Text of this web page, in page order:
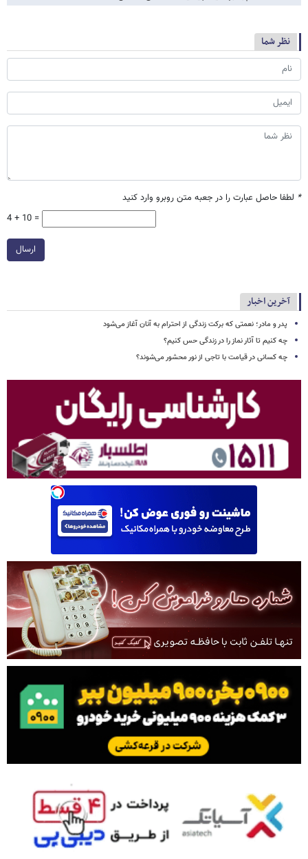
نظر شما
* لطفا حاصل عبارت را در جعبه متن روبرو وارد کنید
4 + 10 =
ارسال
آخرین اخبار
پدر و مادر؛ نعمتی که برکت زندگی از احترام به آنان آغاز می‌شود
چه کنیم تا آثار نماز را در زندگی حس کنیم؟
چه کسانی در قیامت با تاجی از نور محشور می‌شوند؟